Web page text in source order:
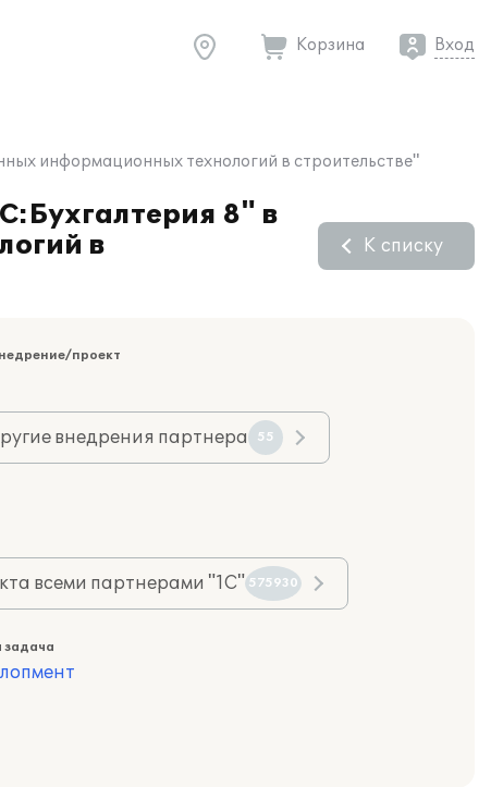
Корзина Вход
информационных технологий в строительстве"
8" в
в
К списку
проект
внедрения партнера 55
всеми партнерами "1С" 575930
задача